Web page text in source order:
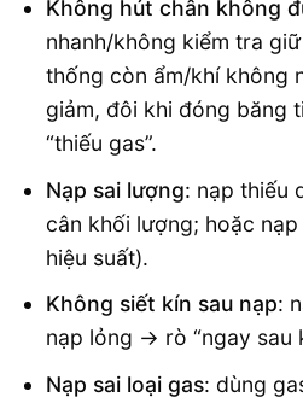
Không hút chân không
nhanh/không kiểm tra
thống còn ẩm/khí không
giảm, đôi khi đóng băng
“thiếu gas”.
Nạp sai lượng: nạp thiếu
cân khối lượng; hoặc
hiệu suất).
Không siết kín sau nạp:
nạp lỏng → rò “ngay sau
Nạp sai loại gas: dùng